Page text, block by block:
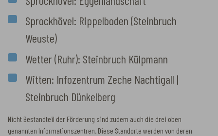
Sprockhövel: Rippelboden (Steinbruch
Weuste)
Wetter (Ruhr): Steinbruch Külpmann
Witten: Infozentrum Zeche Nachtigall |
Steinbruch Dünkelberg
Nicht Bestandteil der Förderung sind zudem auch die drei oben
genannten Informationszentren. Diese Standorte werden von deren